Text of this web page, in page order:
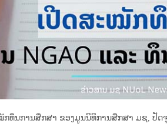
ການສຶກສາ ຂອງມູນນິທິການສຶກສາ ມຊ, ປັດຈຸ